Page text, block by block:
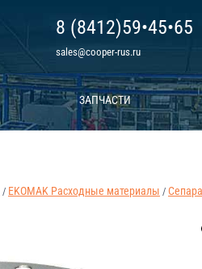
8 (8412)59•45•65
sales@cooper-rus.ru
ЗАПЧАСТИ
/ EKOMAK Расходные материалы /